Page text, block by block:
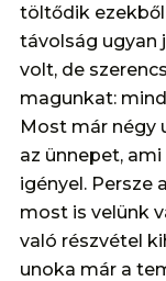
töltődik
távolság ugyan
volt, de
magunkat:
Most már négy
az ünnepet,
igényel. Persze
most is velünk
való részvétel
unoka már a